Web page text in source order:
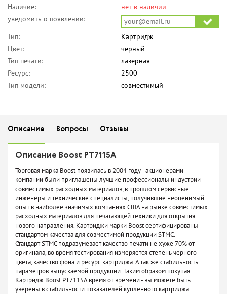
Наличие:
нет в наличии
уведомить о появлении:
Тип:
Картридж
Цвет:
черный
Тип печати:
лазерная
Ресурс:
2500
Тип модели:
совместимый
Описание Вопросы Отзывы
Описание Boost PT7115A
Торговая марка Boost появилась в 2004 году - акционерами
компании были приглашены лучшие профессионалы индустрии
совместимых расходных материалов, в прошлом сервисные
инженеры и технические специалисты, получившие неоценимый
опыт в наиболее значимых компаниях США на рынке совместимых
расходных материалов для печатающей техники для открытия
нового направления. Картриджи марки Boost сертифицированы
стандартом качества для совместимой продукции STMC.
Стандарт STMC подразумевает качество печати не хуже 70% от
оригинала, во время тестирования измеряется степень черного
цвета, качество фона и ресурс картриджа. А так же стабильность
параметров выпускаемой продукции. Таким образом покупая
Картридж Boost PT7115A время от времени - вы можете быть
уверены в стабильности показателей купленного картриджа.